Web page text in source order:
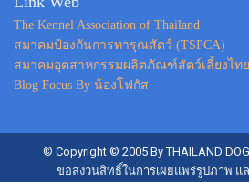
The Kennel Association of Thailand
สมาคมป้องกันการทารุณสัตว์ (TSPCA)
สมาคมอุตสาหกรรมผลิตภัณฑ์สัตว์เลี้ยงไทย
Blog Focus By น้องโฟกัส
© Copyright © 2005 By THAILAND
ขอสงวนสิทธิ์ในการเผยแพร่รูปภาพ แ